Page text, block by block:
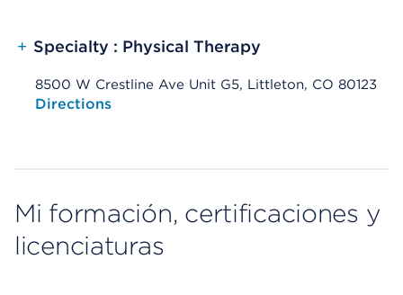
+ Specialty : Physical Therapy
8500 W Crestline Ave Unit G5, Littleton, CO 80123
Opens native map application on mobile devices
Directions
Mi formación, certificaciones y
licenciaturas